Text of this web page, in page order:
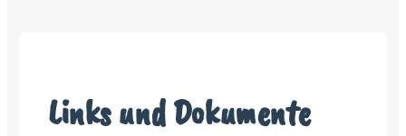
Links und Dokumente